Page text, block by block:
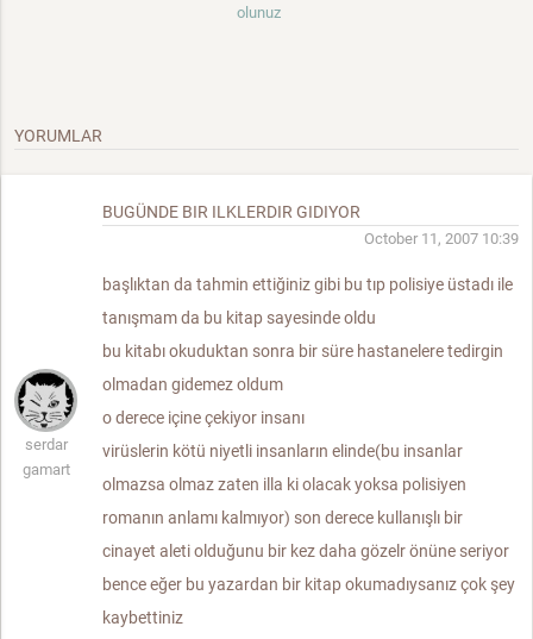
olunuz
YORUMLAR
serdar
gamart
BUGÜNDE BIR ILKLERDIR GIDIYOR
October 11, 2007 10:39
başlıktan da tahmin ettiğiniz gibi bu tıp polisiye üstadı ile
tanışmam da bu kitap sayesinde oldu
bu kitabı okuduktan sonra bir süre hastanelere tedirgin
olmadan gidemez oldum
o derece içine çekiyor insanı
virüslerin kötü niyetli insanların elinde(bu insanlar
olmazsa olmaz zaten illa ki olacak yoksa polisiyen
romanın anlamı kalmıyor) son derece kullanışlı bir
cinayet aleti olduğunu bir kez daha gözelr önüne seriyor
bence eğer bu yazardan bir kitap okumadıysanız çok şey
kaybettiniz